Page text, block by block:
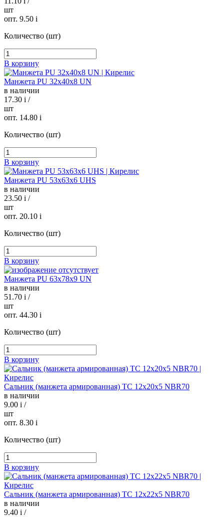
шт
опт. 9.50 i
Количество (шт)
В корзину
Манжета PU 32х40х8 UN
в наличии
17.30 i /
шт
опт. 14.80 i
Количество (шт)
В корзину
Манжета PU 53х63х6 UHS
в наличии
23.50 i /
шт
опт. 20.10 i
Количество (шт)
В корзину
Манжета PU 63х78х9 UN
в наличии
51.70 i /
шт
опт. 44.30 i
Количество (шт)
В корзину
Сальник (манжета армированная) TC 12х20х5 NBR70
в наличии
9.00 i /
шт
опт. 8.30 i
Количество (шт)
В корзину
Сальник (манжета армированная) TC 12х22х5 NBR70
в наличии
9.40 i /